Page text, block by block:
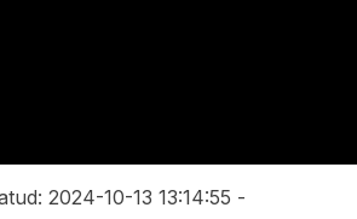
2024-10-13 13:14:55 -